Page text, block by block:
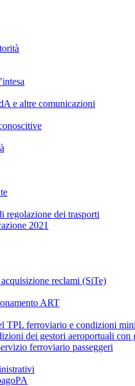
e altre comunicazioni
regolazione dei trasporti
2021
reclami (SiTe)
ART
TPL ferroviario e condizioni
dei gestori aeroportuali con
ferroviario passeggeri